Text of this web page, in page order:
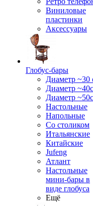
Виниловые
пластинки
Аксессуары
Глобус-бары
Диаметр ~30
Диаметр
Диаметр
Настольные
Напольные
Со столиком
Итальянские
Китайские
Jufeng
Атлант
Настольные
мини-бары в
виде глобуса
Ещё